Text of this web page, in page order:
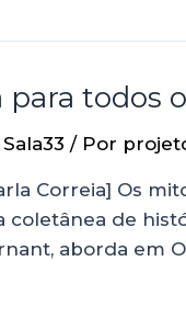
todos
Sala33 / Por
Correia] Os
coletânea de
aborda em